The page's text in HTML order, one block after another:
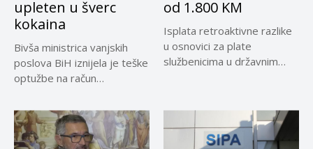
upleten u šverc
kokaina
Bivša ministrica vanjskih
poslova BiH iznijela je teške
optužbe na račun
od 1.800 KM
Isplata retroaktivne razlike
u osnovici za plate
službenicima u državnim